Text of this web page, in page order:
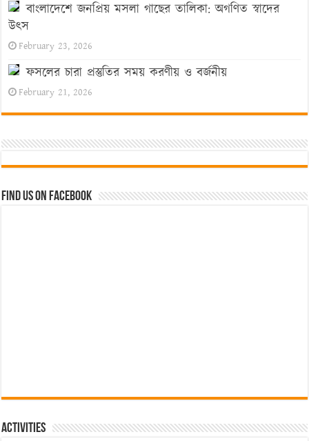
বাংলাদেশে জনপ্রিয় মসলা গাছের তালিকা: অগণিত স্বাদের
উৎস
February 23, 2026
ফসলের চারা প্রস্তুতির সময় করণীয় ও বর্জনীয়
February 21, 2026
Find us on Facebook
Activities